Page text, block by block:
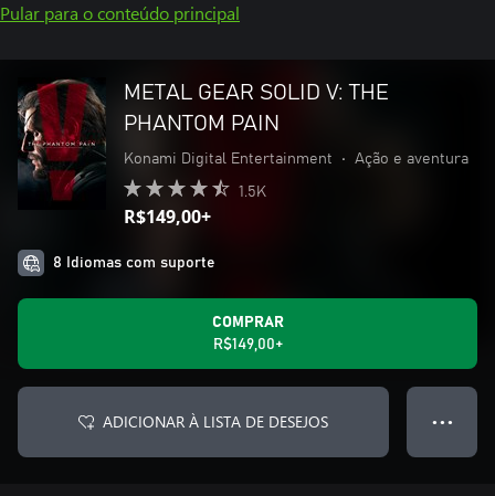
Pular para o conteúdo principal
METAL GEAR SOLID V: THE
PHANTOM PAIN
Konami Digital Entertainment • Ação e aventura
1.5K
R$149,00+
8 Idiomas com suporte
COMPRAR
R$149,00+
ADICIONAR À LISTA DE DESEJOS ● ● ●